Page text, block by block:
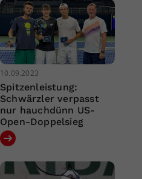
10.09.2023
Spitzenleistung:
Schwärzler verpasst
nur hauchdünn US-
Open-Doppelsieg